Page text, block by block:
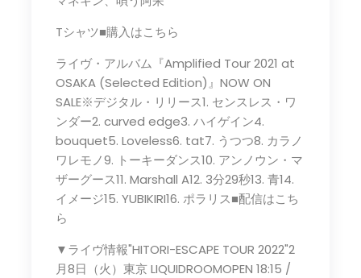
Tシャツ■購入はこちら
ライヴ・アルバム『Amplified Tour 2021 at
OSAKA (Selected Edition)』NOW ON
SALE※デジタル・リリース1. センスレス・ワ
ンダー2. curved edge3. ハイゲイン4.
bouquet5. Loveless6. tat7. うつつ8. カラノ
ワレモノ9. トーキーダンス10. アンノウン・マ
ザーグース11. Marshall A12. 3分29秒13. 青14.
イメージ15. YUBIKIRI16. ポラリス■配信はこち
ら
▼ライヴ情報"HITORI-ESCAPE TOUR 2022"2
月8日（火）東京 LIQUIDROOMOPEN 18:15 /